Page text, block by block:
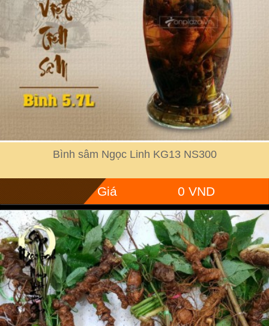
Bình sâm Ngọc Linh KG13 NS300
Giá 0 VND